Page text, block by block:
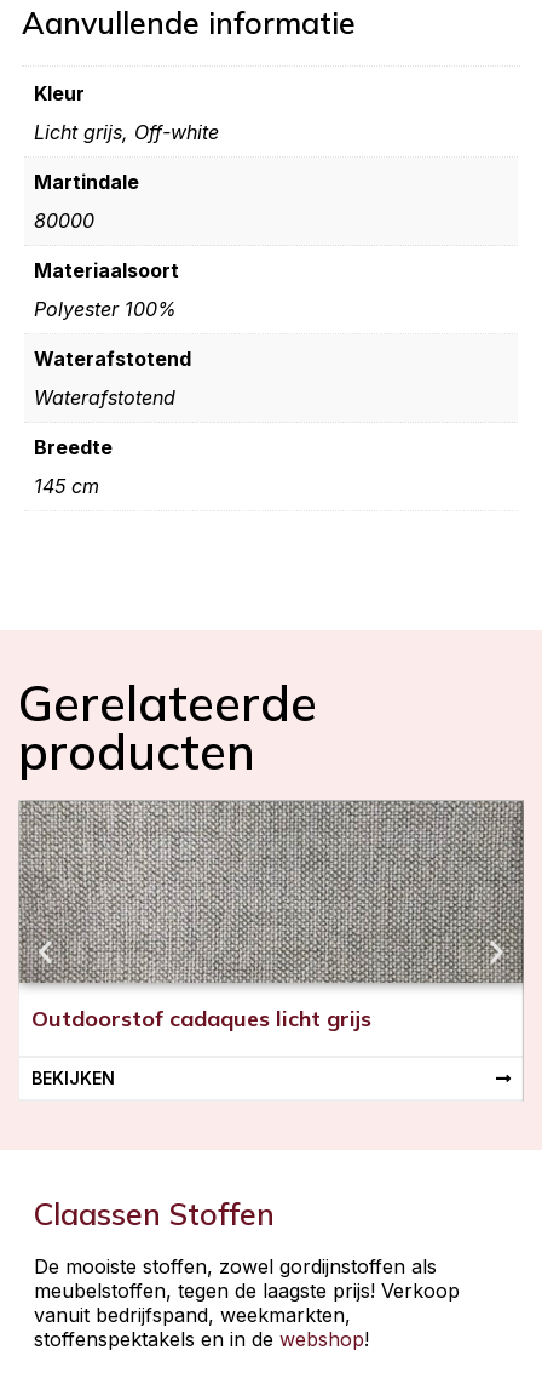
Aanvullende informatie
Kleur
Licht grijs, Off-white
Martindale
80000
Materiaalsoort
Polyester 100%
Waterafstotend
Waterafstotend
Breedte
145 cm
Gerelateerde
producten
Outdoorstof cadaques licht grijs
BEKIJKEN
Claassen Stoffen
De mooiste stoffen, zowel gordijnstoffen als
meubelstoffen, tegen de laagste prijs! Verkoop
vanuit bedrijfspand, weekmarkten,
stoffenspektakels en in de webshop!